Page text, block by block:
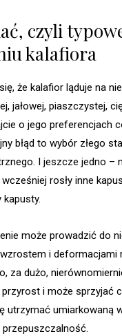
czyli
kalafiora
że kalafior ląduje na
jałowej, piaszczystej,
o jego preferencjach
błąd to wybór złego
I jeszcze jedno –
rosły inne
kapusty.
może prowadzić do
i deformacjami
za dużo,
przyrost i może sprzyjać
utrzymać umiarkowaną